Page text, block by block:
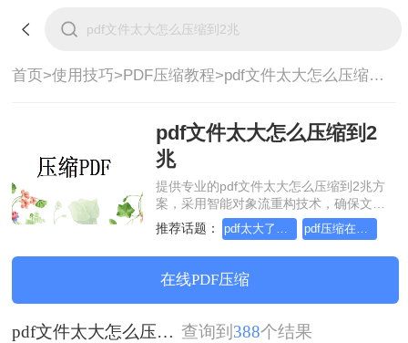
首页>使用技巧>PDF压缩教程> pdf文件太大怎么压缩到2兆
pdf文件太大怎么压缩到2
兆
提供专业的pdf文件太大怎么压缩到2兆方
案，采用智能对象流重构技术，确保文档
1:1高保真还原且排版不乱码。支持一键批
量处理，全链路 SSL 加密保障隐私安全。
助您快速实现pdf文件太大怎么压缩到2
兆，无需安装，高效办公。
推荐话题：
在线PDF压缩
pdf文件太大怎么压缩到2兆 查询到 388个结果